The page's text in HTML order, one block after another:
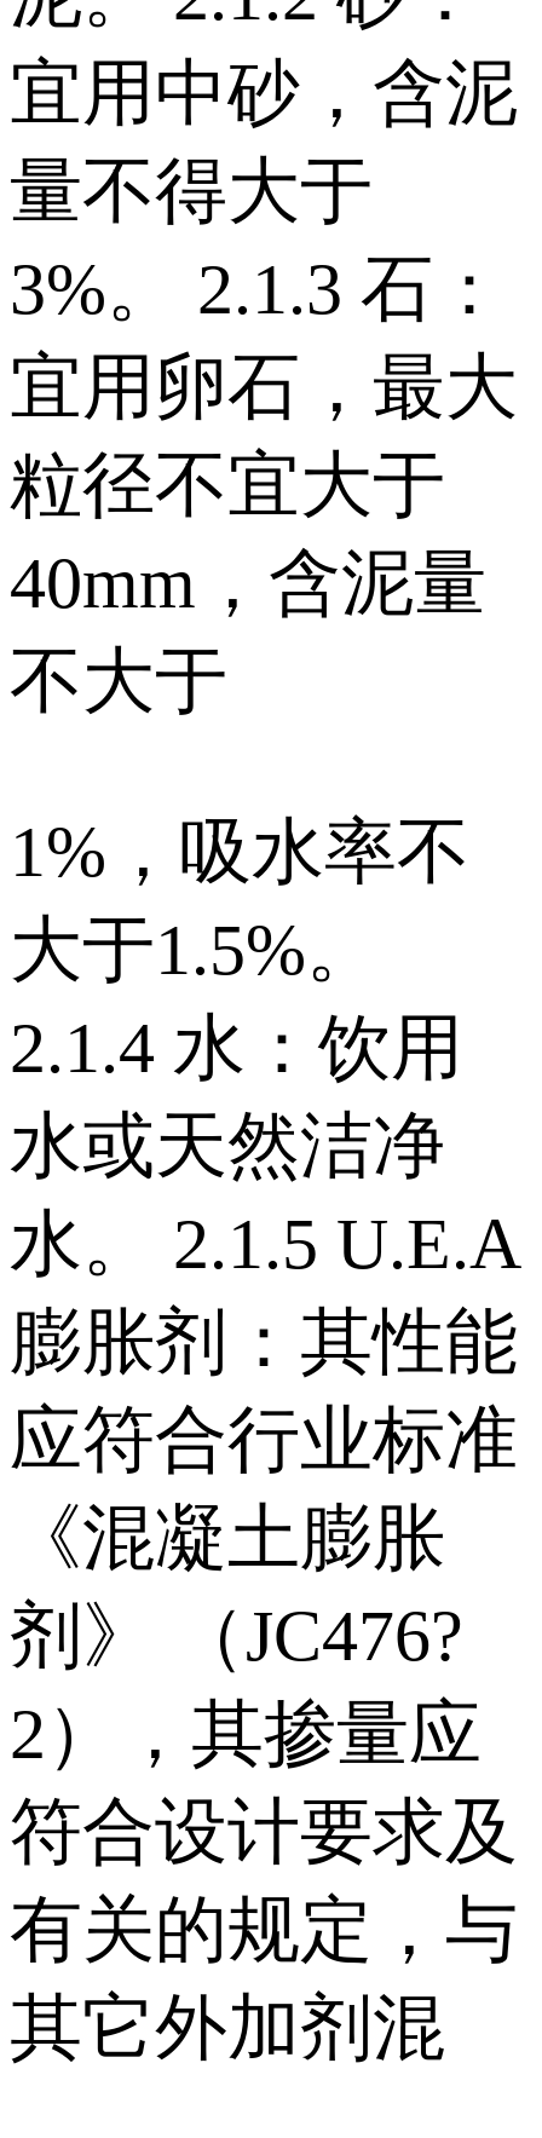
宜用中砂，含泥
量不得大于
3%。 2.1.3 石：
宜用卵石，最大
粒径不宜大于
40mm，含泥量
不大于
1%，吸水率不
大于1.5%。
2.1.4 水：饮用
水或天然洁净
水。 2.1.5 U.E.A
膨胀剂：其性能
应符合行业标准
《混凝土膨胀
剂》 （JC476?
2），其掺量应
符合设计要求及
有关的规定，与
其它外加剂混